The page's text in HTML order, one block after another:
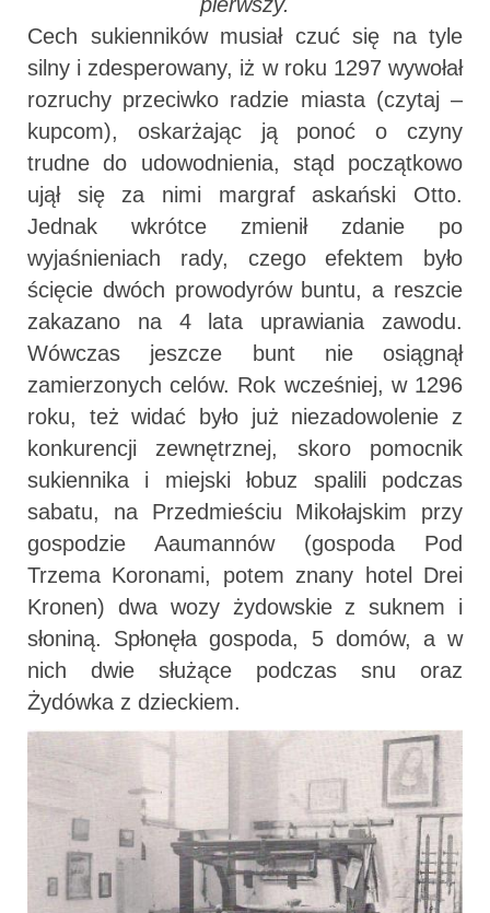
Cech sukienników musiał czuć się na tyle
silny i zdesperowany, iż w roku 1297 wywołał
rozruchy przeciwko radzie miasta (czytaj –
kupcom), oskarżając ją ponoć o czyny
trudne do udowodnienia, stąd początkowo
ujął się za nimi margraf askański Otto.
Jednak wkrótce zmienił zdanie po
wyjaśnieniach rady, czego efektem było
ścięcie dwóch prowodyrów buntu, a reszcie
zakazano na 4 lata uprawiania zawodu.
Wówczas jeszcze bunt nie osiągnął
zamierzonych celów. Rok wcześniej, w 1296
roku, też widać było już niezadowolenie z
konkurencji zewnętrznej, skoro pomocnik
sukiennika i miejski łobuz spalili podczas
sabatu, na Przedmieściu Mikołajskim przy
gospodzie Aaumannów (gospoda Pod
Trzema Koronami, potem znany hotel Drei
Kronen) dwa wozy żydowskie z suknem i
słoniną. Spłonęła gospoda, 5 domów, a w
nich dwie służące podczas snu oraz
Żydówka z dzieckiem.